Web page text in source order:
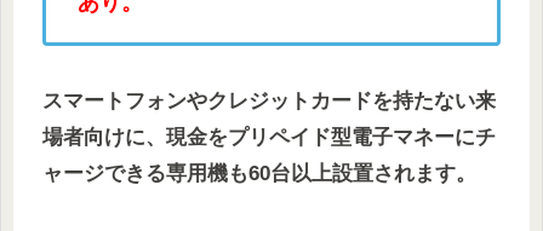
スマートフォンやクレジットカードを持たない来
場者向けに、現金をプリペイド型電子マネーにチ
ャージできる専用機も60台以上設置されます。